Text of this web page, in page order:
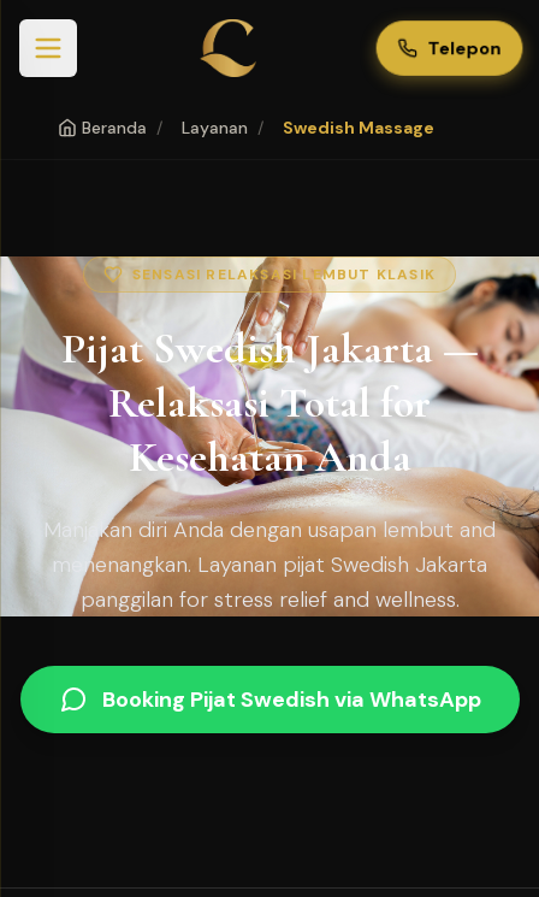
Telepon
Beranda / Layanan / Swedish Massage
SENSASI RELAKSASI LEMBUT KLASIK
Pijat Swedish Jakarta —
Relaksasi Total for
Kesehatan Anda
Manjakan diri Anda dengan usapan lembut and
menenangkan. Layanan pijat Swedish Jakarta
panggilan for stress relief and wellness.
Booking Pijat Swedish via WhatsApp